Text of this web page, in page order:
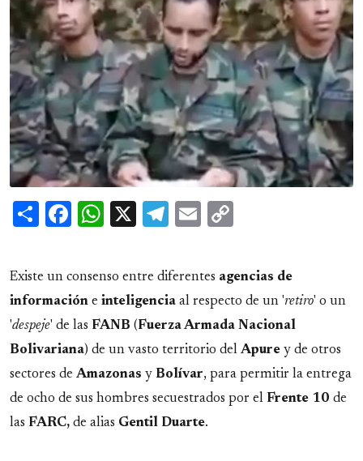
ShareFacebook
WhatsApp
X Telegram
Email
Existe un consenso entre diferentes agencias de
información e inteligencia al respecto de un 'retiro' o un
'despeje' de las FANB (Fuerza Armada Nacional
Bolivariana) de un vasto territorio del Apure y de otros
sectores de Amazonas y Bolívar, para permitir la entrega
de ocho de sus hombres secuestrados por el Frente 10 de
las FARC, de alias Gentil Duarte.